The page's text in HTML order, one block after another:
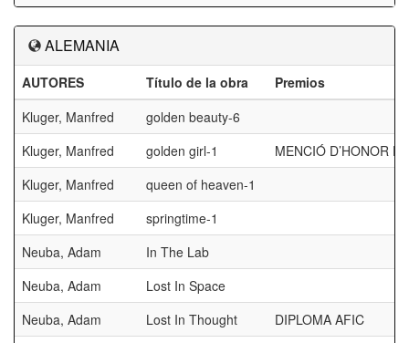
ALEMANIA
AUTORES Título de la obra
Premios
Kluger, Manfred
golden beauty-6
Kluger, Manfred
golden girl-1
MENCIÓ D’HONOR
Kluger, Manfred
queen of heaven-1
Kluger, Manfred
springtime-1
Neuba, Adam
In The Lab
Neuba, Adam
Lost In Space
Neuba, Adam
Lost In Thought
DIPLOMA AFIC